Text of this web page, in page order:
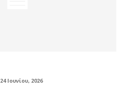
24 Ιουνίου, 2026